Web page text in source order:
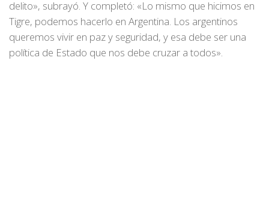
delito», subrayó. Y completó: «Lo mismo que hicimos en
Tigre, podemos hacerlo en Argentina. Los argentinos
queremos vivir en paz y seguridad, y esa debe ser una
política de Estado que nos debe cruzar a todos».